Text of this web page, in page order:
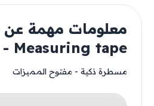
- Measuring tape
مسطرة ذكية - مفتوح المميزات